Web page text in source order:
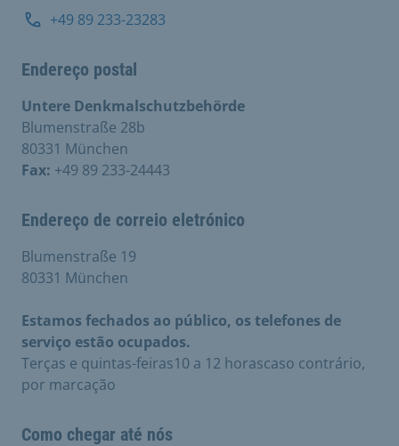
+49 89 233-23283
Endereço postal
Untere Denkmalschutzbehörde
Blumenstraße 28b
80331 München
Fax: +49 89 233-24443
Endereço de correio eletrónico
Blumenstraße 19
80331 München
Estamos fechados ao público, os telefones de
serviço estão ocupados.
Terças e quintas-feiras10 a 12 horascaso contrário,
por marcação
Como chegar até nós